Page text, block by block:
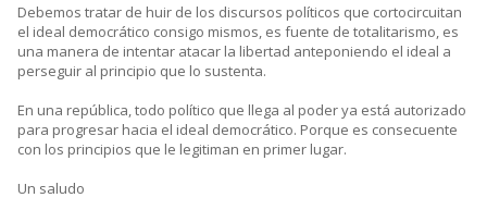
Debemos tratar de huir de los discursos políticos que cortocircuitan
el ideal democrático consigo mismos, es fuente de totalitarismo, es
una manera de intentar atacar la libertad anteponiendo el ideal a
perseguir al principio que lo sustenta.
En una república, todo político que llega al poder ya está autorizado
para progresar hacia el ideal democrático. Porque es consecuente
con los principios que le legitiman en primer lugar.
Un saludo